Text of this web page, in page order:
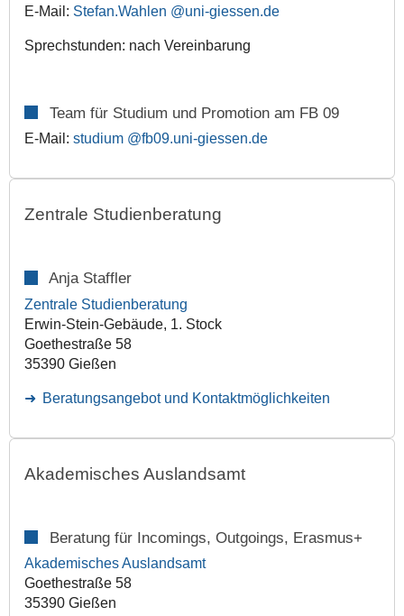
E-Mail: Stefan.Wahlen
Sprechstunden: nach Vereinbarung
Team für Studium und Promotion am FB 09
E-Mail: studium
Zentrale Studienberatung
Anja Staffler
Zentrale Studienberatung
Erwin-Stein-Gebäude, 1. Stock
Goethestraße 58
35390 Gießen
Beratungsangebot und Kontaktmöglichkeiten
Akademisches Auslandsamt
Beratung für Incomings, Outgoings, Erasmus+
Akademisches Auslandsamt
Goethestraße 58
35390 Gießen